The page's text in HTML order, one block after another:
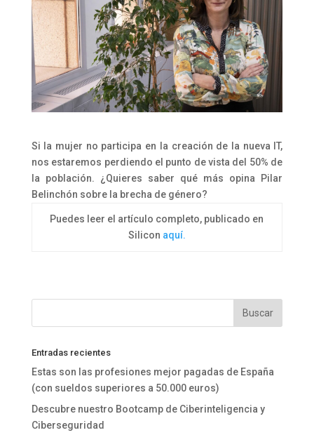
Si la mujer no participa en la creación de la nueva IT,
nos estaremos perdiendo el punto de vista del 50% de
la población. ¿Quieres saber qué más opina Pilar
Belinchón sobre la brecha de género?
Puedes leer el artículo completo, publicado en
Silicon aquí.
Entradas recientes
Estas son las profesiones mejor pagadas de España
(con sueldos superiores a 50.000 euros)
Descubre nuestro Bootcamp de Ciberinteligencia y
Ciberseguridad